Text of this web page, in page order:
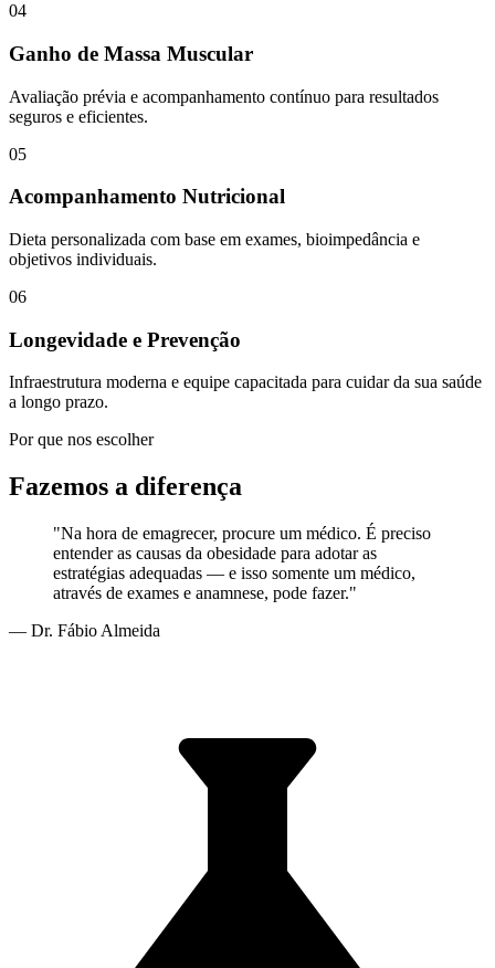
04
Ganho de Massa Muscular
Avaliação prévia e acompanhamento contínuo para resultados
seguros e eficientes.
05
Acompanhamento Nutricional
Dieta personalizada com base em exames, bioimpedância e
objetivos individuais.
06
Longevidade e Prevenção
Infraestrutura moderna e equipe capacitada para cuidar da sua saúde
a longo prazo.
Por que nos escolher
Fazemos a diferença
"Na hora de emagrecer, procure um médico. É preciso
entender as causas da obesidade para adotar as
estratégias adequadas — e isso somente um médico,
através de exames e anamnese, pode fazer."
— Dr. Fábio Almeida